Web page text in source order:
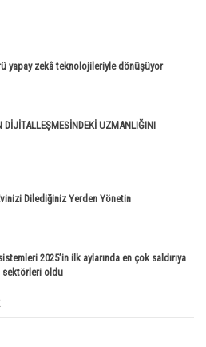
yapay zekâ teknolojileriyle dönüşüyor
DİJİTALLEŞMESİNDEKİ UZMANLIĞINI
Dilediğiniz Yerden Yönetin
2025’in ilk aylarında en çok saldırıya
sektörleri oldu